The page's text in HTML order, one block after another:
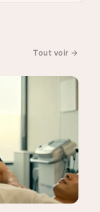
Tout voir →